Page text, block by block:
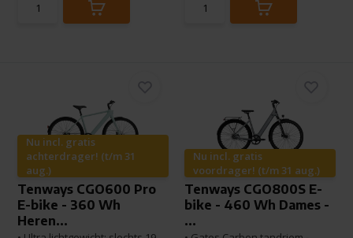
Nu incl. gratis
achterdrager! (t/m 31
aug.)
Tenways CGO600 Pro
E-bike - 360 Wh
Heren...
Nu incl. gratis
voordrager! (t/m 31 aug.)
Tenways CGO800S E-
bike - 460 Wh Dames -
...